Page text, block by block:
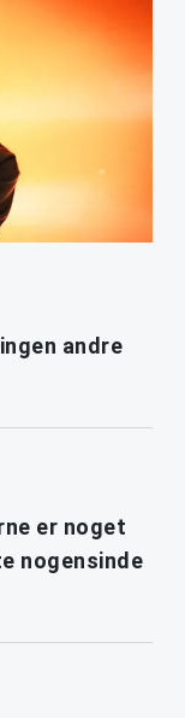
andre
er noget
nogensinde